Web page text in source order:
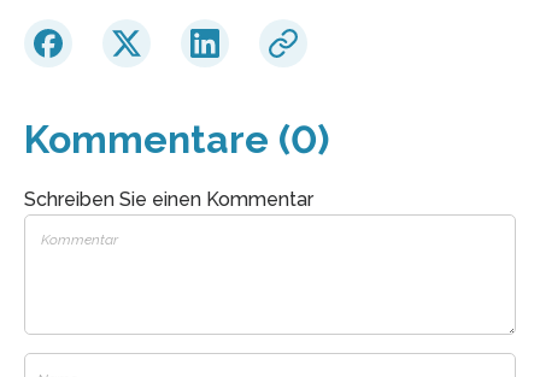
Kommentare (0)
Schreiben Sie einen Kommentar